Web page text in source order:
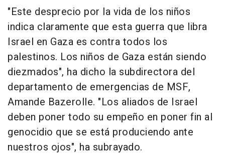
"Este desprecio por la vida de los niños
indica claramente que esta guerra que libra
Israel en Gaza es contra todos los
palestinos. Los niños de Gaza están siendo
diezmados", ha dicho la subdirectora del
departamento de emergencias de MSF,
Amande Bazerolle. "Los aliados de Israel
deben poner todo su empeño en poner fin al
genocidio que se está produciendo ante
nuestros ojos", ha subrayado.